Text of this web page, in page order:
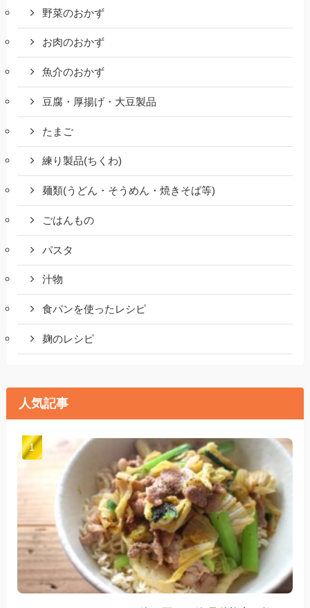
野菜のおかず
お肉のおかず
魚介のおかず
豆腐・厚揚げ・大豆製品
たまご
練り製品(ちくわ)
麺類(うどん・そうめん・焼きそば等)
ごはんもの
パスタ
汁物
食パンを使ったレシピ
麹のレシピ
人気記事